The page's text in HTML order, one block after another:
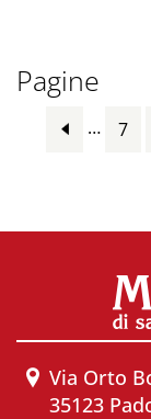
Pagine
… 7
Via Orto
35123